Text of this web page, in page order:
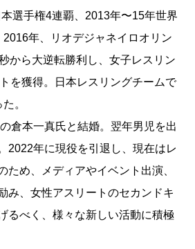
選手権4連覇、2013年〜15年世界
年、リオデジャネイロオリン
から大逆転勝利し、女子レスリン
を獲得。日本レスリングチームで
。
倉本一真氏と結婚。翌年男児を出
2022年に現役を引退し、現在はレ
ため、メディアやイベント出演、
み、女性アスリートのセカンドキ
るべく、様々な新しい活動に積極